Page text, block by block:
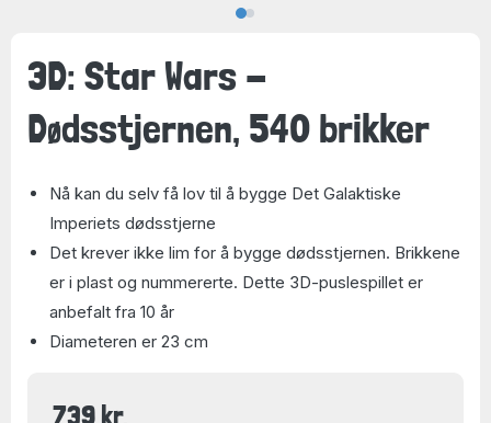
3D: Star Wars -
Dødsstjernen, 540 brikker
Nå kan du selv få lov til å bygge Det Galaktiske
Imperiets dødsstjerne
Det krever ikke lim for å bygge dødsstjernen. Brikkene
er i plast og nummererte. Dette 3D-puslespillet er
anbefalt fra 10 år
Diameteren er 23 cm
739 kr.